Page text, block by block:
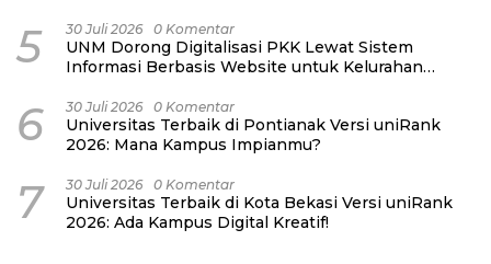
5 30 Juli 2026 0 Komentar
UNM Dorong Digitalisasi PKK Lewat Sistem
Informasi Berbasis Website untuk Kelurahan
6 30 Juli 2026 0 Komentar
Universitas Terbaik di Pontianak Versi uniRank
2026: Mana Kampus Impianmu?
7 30 Juli 2026 0 Komentar
Universitas Terbaik di Kota Bekasi Versi uniRank
2026: Ada Kampus Digital Kreatif!